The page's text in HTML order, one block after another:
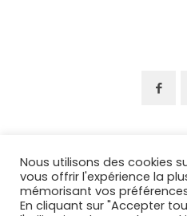
Nous utilisons des cookies
vous offrir l'expérience la
mémorisant vos
En cliquant sur "Accepter